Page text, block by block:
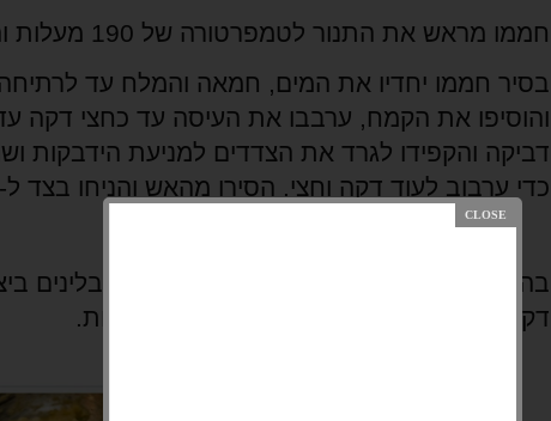
חממו מראש את התנור לטמפרטורה של 190 מעלות והניחו על תבניות נייר אפיה.
בסיר חממו יחדיו את המים, חמאה והמלח עד
והוסיפו את הקמח, ערבבו את העיסה עד כחצי
דביקה והקפידו לגרד את הצדדים למניעת הידבקות
כדי ערבוב לעוד דקה וחצי. הסירו מהאש והניחו בצד ל-5 דקות.
בהמתנה ערבבו לתוך תערובת הגבינות והתבלינים
דקות שלבו בין עיסת הקמח ותערובת הגבינות.